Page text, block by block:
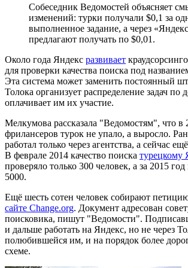
Собеседник Ведомостей объясняет
изменений: турки получали $0,1 за
выполненное задание, а через
предлагают получать по $0,01.
Около года Яндекс развивает
для проверки качества поиска под
Эта система может заменить постоянный
Толока организует распределение задач по
оплачивает им их участие.
Мелкумова рассказала "Ведомостям", что в
фрилансеров турок не упало, а выросло.
работал только через агентства, а сейчас
В феврале 2014 качество поиска турецкому
проверяло только 300 человек, а за 2015
5000.
Ещё шесть сотен человек собирают
сайте Change.org. Документ адресован
поисковика, пишут "Ведомости".
и дальше работать на Яндекс, но не через
полюбившейся им, и на порядок более
схеме.